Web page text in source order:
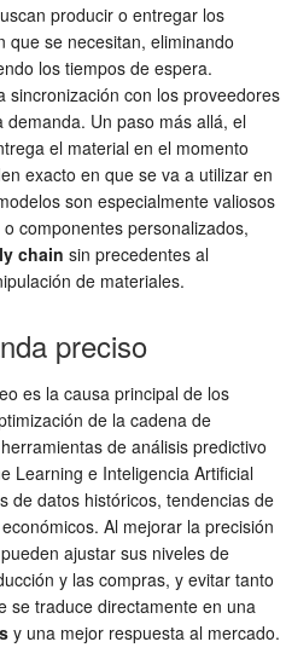
producir o entregar los
que se necesitan, eliminando
los tiempos de espera.
sincronización con los proveedores
Un paso más allá, el
el material en el momento
exacto en que se va a utilizar en
son especialmente valiosos
componentes personalizados,
chain sin precedentes al
de materiales.
preciso
es la causa principal de los
de la cadena de
de análisis predictivo
Learning e Inteligencia Artificial
de datos históricos, tendencias de
Al mejorar la precisión
ajustar sus niveles de
y las compras, y evitar tanto
se traduce directamente en una
y una mejor respuesta al mercado.